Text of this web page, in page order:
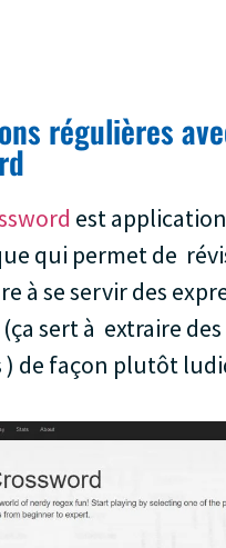
régulières
est
qui permet de
à se servir des
sert à extraire
) de façon plutôt